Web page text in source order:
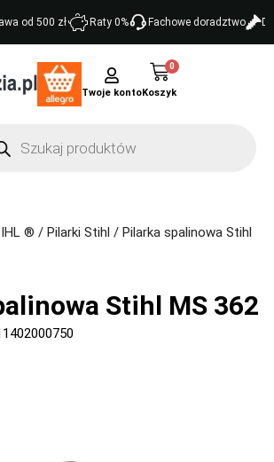
od 500 zł Raty 0% Fachowe doradztwo
Twoje konto
0
® / Pilarki Stihl / Pilarka spalinowa Stihl
Stihl MS 362